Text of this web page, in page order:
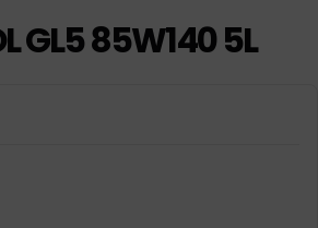
GL5 85W140 5L